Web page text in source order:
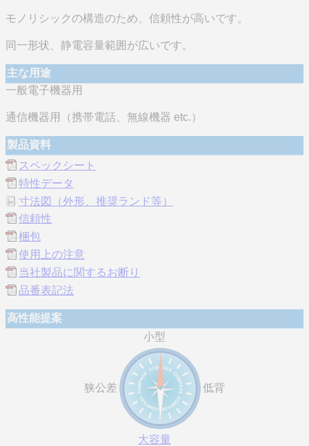
モノリシックの構造のため、信頼性が高いです。
同一形状、静電容量範囲が広いです。
主な用途
一般電子機器用
通信機器用（携帯電話、無線機器 etc.）
製品資料
スペックシート
特性データ
寸法図（外形、推奨ランド等）
信頼性
梱包
使用上の注意
当社製品に関するお断り
品番表記法
高性能提案
小型
狭公差 低背
大容量